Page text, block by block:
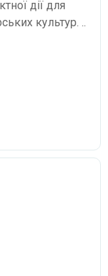
дії для
культур. ..